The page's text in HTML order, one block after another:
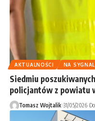
AKTUALNOŚCI NA
Siedmiu
policjantów z powiatu
Tomasz Wojtalik 31/05/2026